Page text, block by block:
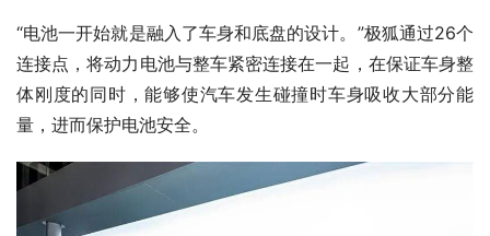
“电池一开始就是融入了车身和底盘的设计。”极狐通过26个
连接点，将动力电池与整车紧密连接在一起，在保证车身整
体刚度的同时，能够使汽车发生碰撞时车身吸收大部分能
量，进而保护电池安全。